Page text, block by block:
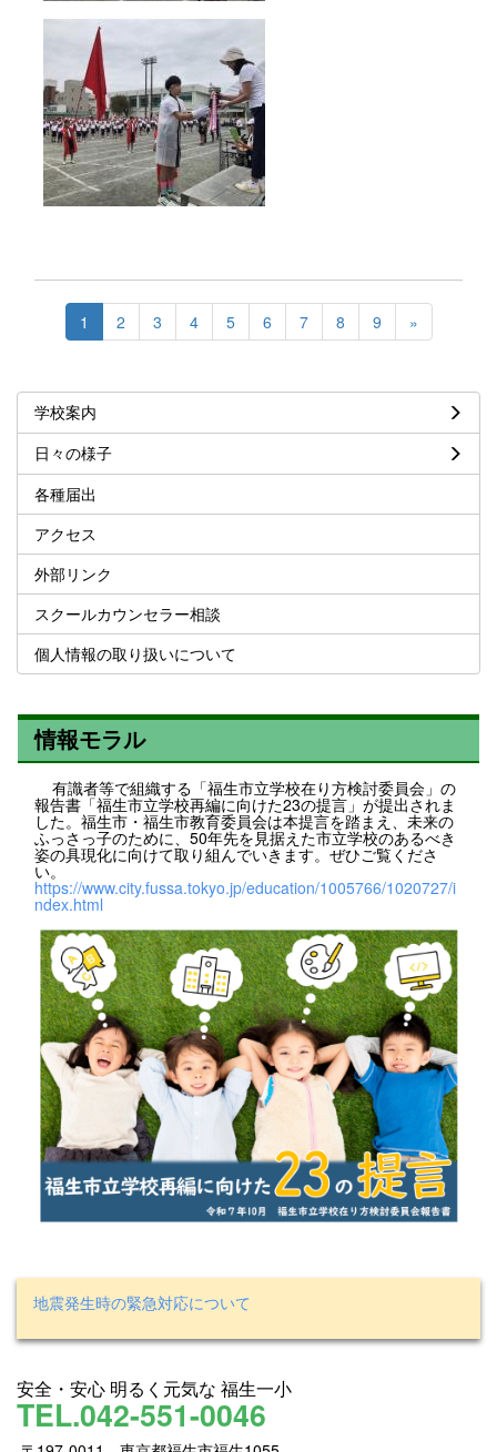
1 2 3 4 5 6 7 8 9 »
学校案内
日々の様子
各種届出
アクセス
外部リンク
スクールカウンセラー相談
個人情報の取り扱いについて
情報モラル
有識者等で組織する「福生市立学校在り方検討委員会」の
報告書「福生市立学校再編に向けた23の提言」が提出されま
した。福生市・福生市教育委員会は本提言を踏まえ、未来の
ふっさっ子のために、50年先を見据えた市立学校のあるべき
姿の具現化に向けて取り組んでいきます。ぜひご覧くださ
い。
https://www.city.fussa.tokyo.jp/education/1005766/1020727/i
ndex.html
地震発生時の緊急対応について
安全・安心 明るく元気な 福生一小
TEL.042-551-0046